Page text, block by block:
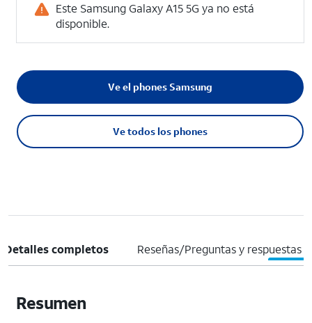
Este Samsung Galaxy A15 5G ya no está
disponible.
Ve todos los phones
Ve el phones Samsung
Detalles completos Reseñas/Preguntas y respuestas
Resumen